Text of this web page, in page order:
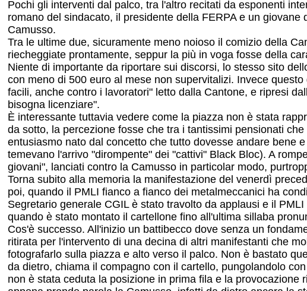
Pochi gli interventi dal palco, tra l'altro recitati da esponenti
romano del sindacato, il presidente della FERPA e un
Camusso.
Tra le ultime due, sicuramente meno noioso il comizio della
riecheggiate prontamente, seppur la più in voga fosse della
Niente di importante da riportare sui discorsi, lo stesso sito
con meno di 500 euro al mese non supervitalizi. Invece
facili, anche contro i lavoratori" letto dalla Cantone, e ripresi
bisogna licenziare".
È interessante tuttavia vedere come la piazza non è stata
da sotto, la percezione fosse che tra i tantissimi pensionati
entusiasmo nato dal concetto che tutto dovesse andare bene
temevano l'arrivo "dirompente" dei "cattivi" Black Bloc). A
giovani", lanciati contro la Camusso in particolar modo,
Torna subito alla memoria la manifestazione del venerdì
poi, quando il PMLI fianco a fianco dei metalmeccanici ha
Segretario generale CGIL è stato travolto da applausi e il
quando è stato montato il cartellone fino all'ultima sillaba
Cos'è successo. All'inizio un battibecco dove senza un
ritirata per l'intervento di una decina di altri manifestanti che
fotografarlo sulla piazza e alto verso il palco. Non è bastato
da dietro, chiama il compagno con il cartello, pungolandolo
non è stata ceduta la posizione in prima fila e la